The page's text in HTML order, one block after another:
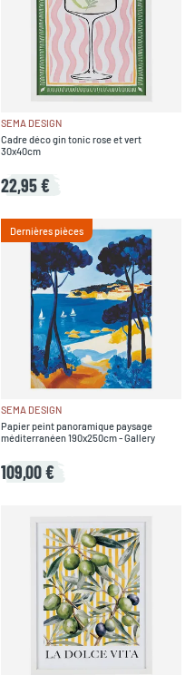
SEMA DESIGN
Cadre déco gin tonic rose et vert
30x40cm
22,95 €
Dernières pièces
SEMA DESIGN
Papier peint panoramique paysage
méditerranéen 190x250cm - Gallery
109,00 €